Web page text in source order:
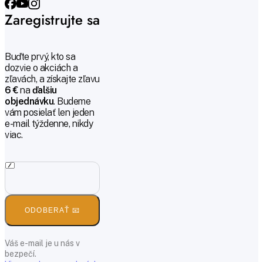
Zaregistrujte sa
Buďte prvý, kto sa
dozvie o akciách a
zľavách, a získajte zľavu
6 €na ďalšiu
objednávku. Budeme
vám posielať len jeden
e-mail týždenne, nikdy
viac.
ODOBERAŤ 📧
Váš e-mail je u nás v
bezpečí.